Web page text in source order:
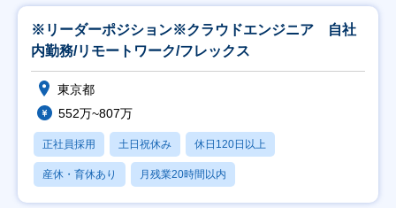
※リーダーポジション※クラウドエンジニア 自社
内勤務/リモートワーク/フレックス
東京都
552万~807万
正社員採用 土日祝休み 休日120日以上
産休・育休あり 月残業20時間以内